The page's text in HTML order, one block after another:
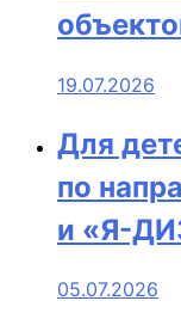
19.07.2026
Для
по
и «Я-
05.07.2026